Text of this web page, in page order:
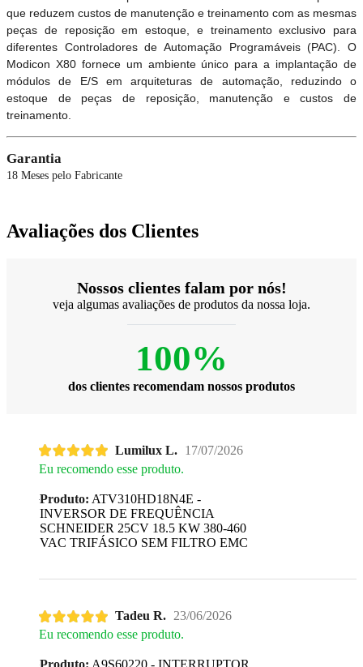
que reduzem custos de manutenção e treinamento com as mesmas
peças de reposição em estoque, e treinamento exclusivo para
diferentes Controladores de Automação Programáveis ​​(PAC). O
Modicon X80 fornece um ambiente único para a implantação de
módulos de E/S em arquiteturas de automação, reduzindo o
estoque de peças de reposição, manutenção e custos de
treinamento.
Garantia
18 Meses pelo Fabricante
Avaliações dos Clientes
Nossos clientes falam por nós!
veja algumas avaliações de produtos da nossa loja.
100%
dos clientes recomendam nossos produtos
Lumilux L. 17/07/2026
Eu recomendo esse produto.
Produto: ATV310HD18N4E -
INVERSOR DE FREQUÊNCIA
SCHNEIDER 25CV 18.5 KW 380-460
VAC TRIFÁSICO SEM FILTRO EMC
Tadeu R. 23/06/2026
Eu recomendo esse produto.